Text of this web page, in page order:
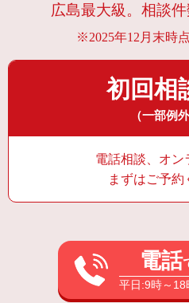
広島最大級。相談件
※2025年12月末時
初回相
（一部例
電話相談、オン
まずはご予約
電話
平日:9時～18